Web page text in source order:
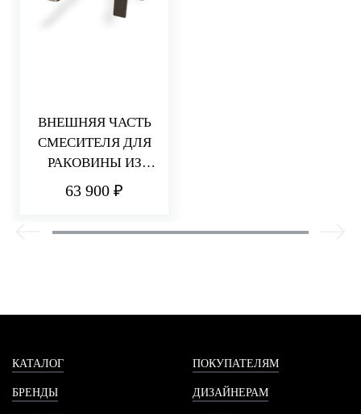
ВНЕШНЯЯ ЧАСТЬ
СМЕСИТЕЛЯ ДЛЯ
РАКОВИНЫ ИЗ
СТЕНЫ 182 ММ
63 900 ₽
КАТАЛОГ
БРЕНДЫ
ПОКУПАТЕЛЯМ
ДИЗАЙНЕРАМ